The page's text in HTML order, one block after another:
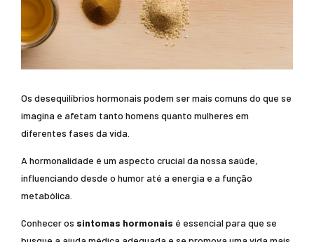
Os desequilíbrios hormonais podem ser mais comuns do que se
imagina e afetam tanto homens quanto mulheres em
diferentes fases da vida.
A hormonalidade é um aspecto crucial da nossa saúde,
influenciando desde o humor até a energia e a função
metabólica.
Conhecer os sintomas hormonais é essencial para que se